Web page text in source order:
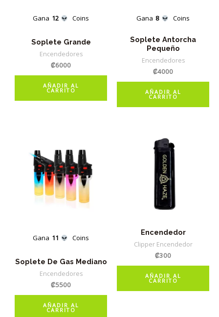
Gana 12 Coins
Soplete Grande
Encendedores
₡6000
AÑADIR AL
CARRITO
Gana 8 Coins
Soplete Antorcha
Pequeño
Encendedores
₡4000
AÑADIR AL
CARRITO
Gana 11 Coins
Soplete De Gas Mediano
Encendedores
₡5500
AÑADIR AL
CARRITO
Encendedor
Clipper Encendedor
₡300
AÑADIR AL
CARRITO